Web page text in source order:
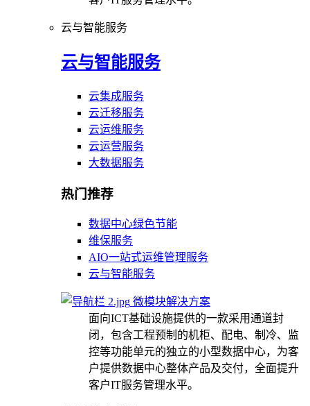
云与智能服务
云与智能服务
云集成服务
云迁移服务
云运维服务
云运营服务
大数据服务
热门推荐
数据中心绿色节能
维保服务
AIO一站式运维管理服务
云与智能服务
微模块解决方案
面向ICT基础设施提供的一款采用通道封
闭，包含工程预制的机柜、配电、制冷、监
控等功能单元的独立的小型数据中心，为客
户提供数据中心整体产品及交付，全面提升
客户IT服务管理水平。